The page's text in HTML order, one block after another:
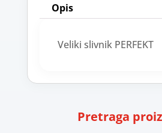
Opis
Veliki slivnik PERFEKT
Pretraga